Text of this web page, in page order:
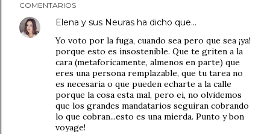
COMENTARIOS
Elena y sus Neuras ha dicho que…
Yo voto por la fuga, cuando sea pero que sea ¡ya!
porque esto es insostenible. Que te griten a la
cara (metaforicamente, almenos en parte) que
eres una persona remplazable, que tu tarea no
es necesaria o que pueden echarte a la calle
porque la cosa esta mal, pero ei, no olvidemos
que los grandes mandatarios seguiran cobrando
lo que cobran...esto es una mierda. Punto y bon
voyage!